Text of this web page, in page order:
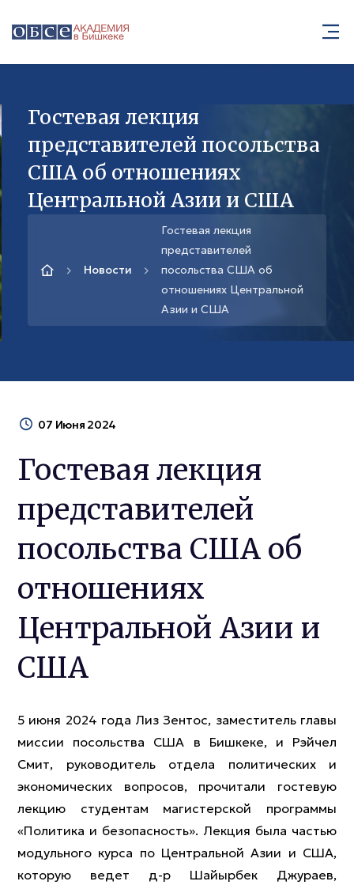
Гостевая лекция
представителей посольства
США об отношениях
Центральной Азии и США
Новости
Гостевая лекция
представителей
посольства США об
отношениях Центральной
Азии и США
07 Июня 2024
Гостевая лекция
представителей
посольства США об
отношениях
Центральной Азии и
США
5 июня 2024 года Лиз Зентос, заместитель главы
миссии посольства США в Бишкеке, и Рэйчел
Смит, руководитель отдела политических и
экономических вопросов, прочитали гостевую
лекцию студентам магистерской программы
«Политика и безопасность». Лекция была частью
модульного курса по Центральной Азии и США,
которую ведет д-р Шайырбек Джураев,